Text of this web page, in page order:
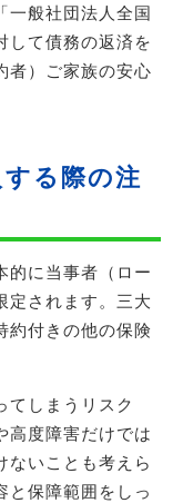
一般社団法人全国
して債務の返済を
者）ご家族の安心
る際の注
的に当事者（ロー
定されます。三大
約付きの他の保険
てしまうリスク
高度障害だけでは
ないことも考えら
と保障範囲をしっ